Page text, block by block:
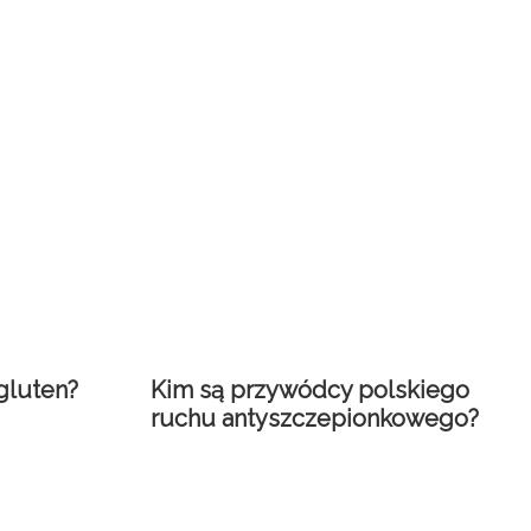
Kim są przywódcy polskiego
ruchu antyszczepionkowego?